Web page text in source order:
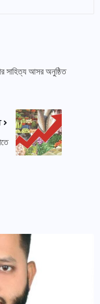
সাহিত্য আসর অনুষ্ঠিত